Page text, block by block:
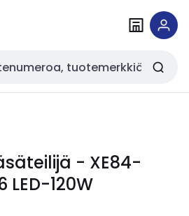
- XE84-
LED-120W